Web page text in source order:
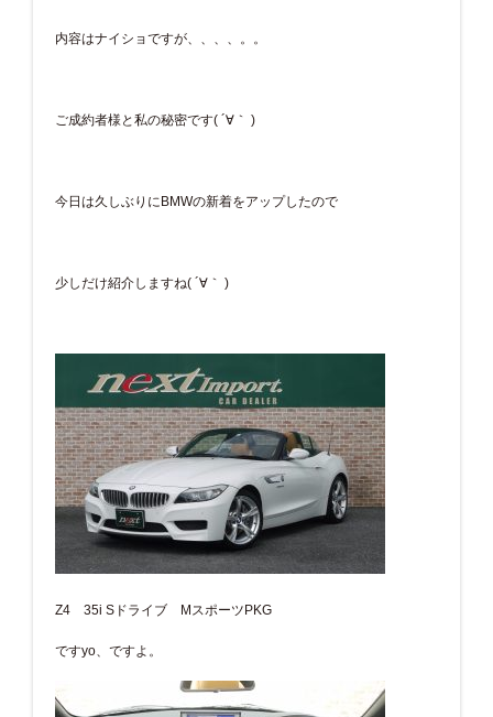
内容はナイショですが、、、、。。
ご成約者様と私の秘密です( ´∀｀ )
今日は久しぶりにBMWの新着をアップしたので
少しだけ紹介しますね( ´∀｀ )
Z4 35i Sドライブ MスポーツPKG
ですyo、ですよ。